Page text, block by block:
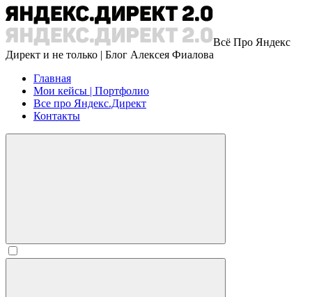
Всё Про Яндекс
Директ и не только | Блог Алексея Фиалова
Главная
Мои кейсы | Портфолио
Все про Яндекс.Директ
Контакты